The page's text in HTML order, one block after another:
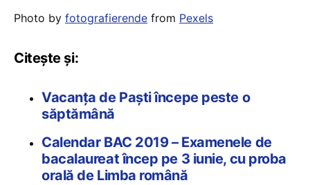
Photo by fotografierende from Pexels
Citește și:
Vacanța de Paști începe peste o
săptămână
Calendar BAC 2019 – Examenele de
bacalaureat încep pe 3 iunie, cu proba
orală de Limba română